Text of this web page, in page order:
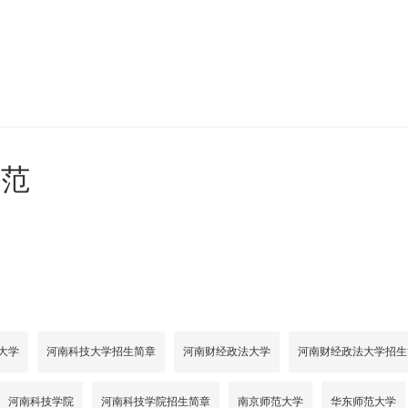
学 河南科技大学招生简章 河南财经政法大学 河南财经政法大学招
河南科技学院 河南科技学院招生简章 南京师范大学 华东师范大学